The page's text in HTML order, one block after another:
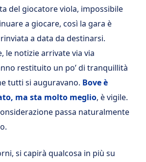
del giocatore viola, impossibile
a giocare, così la gara è
a data da destinarsi.
le notizie arrivate via via
restituito un po’ di tranquillità
tutti si auguravano. Bove è
ma sta molto meglio, è vigile.
passa naturalmente
si capirà qualcosa in più su